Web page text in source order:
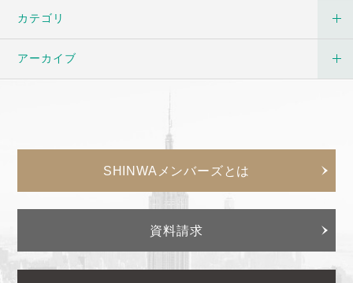
カテゴリ
アーカイブ
SHINWAメンバーズとは
資料請求